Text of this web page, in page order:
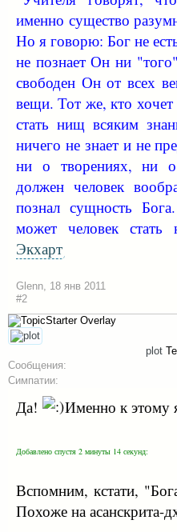
именно существо
Но я говорю: Бог не
не познает Он ни
свободен Он от всех
вещи. Тот же, кто
стать нищ всяким
ничего не знает и не
ни о творениях, ни
должен человек
познал сущность
может человек стать
Экхарт
Glenn, 18 янв 2011
#2
plot
Сообщения:
Симпатии:
Да! Именно к этому
Добавлено спустя 2 минуты 14 секунд:
Вспомним, кстати,
Похоже на асанскрита-